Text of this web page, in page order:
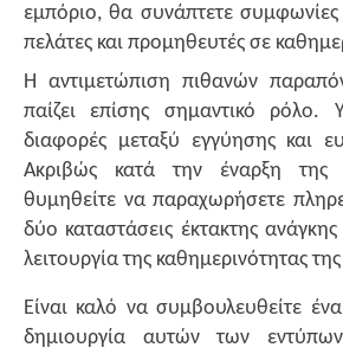
εμπόριο, θα συνάπτετε
πελάτες και προμηθευτές σε
Η αντιμετώπιση πιθανών
παίζει επίσης σημαντικό ρόλο.
διαφορές μεταξύ εγγύησης και
Ακριβώς κατά την έναρξη της
θυμηθείτε να παραχωρήσετε
δύο καταστάσεις έκτακτης
λειτουργία της καθημερινότητας
Είναι καλό να συμβουλευθείτε
δημιουργία αυτών των